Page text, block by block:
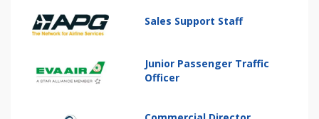
Sales Support Staff
Junior Passenger Traffic
Officer